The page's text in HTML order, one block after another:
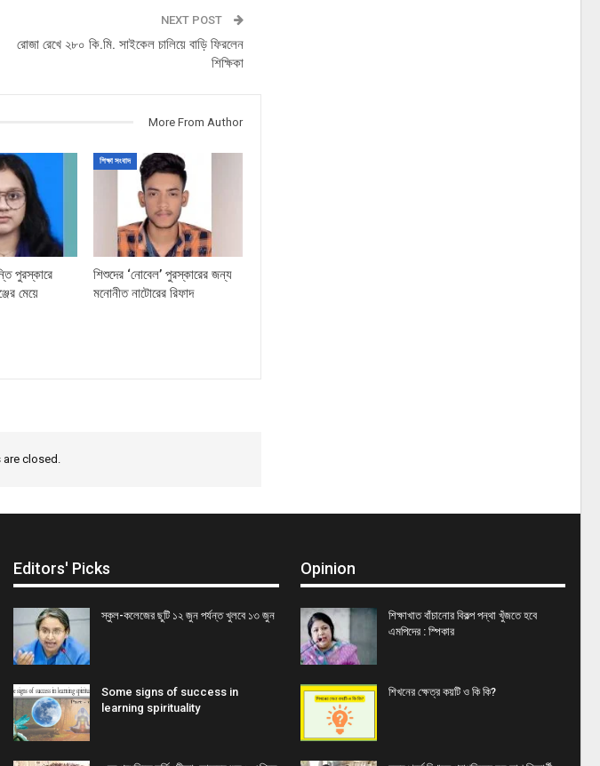
NEXT POST
রোজা রেখে ২৮০ কি.মি. সাইকেল চালিয়ে বাড়ি ফিরলেন
শিক্ষিকা
More From Author
পুরস্কারে
মেয়ে
শিক্ষা সংবাদ
শিশুদের ‘নোবেল’ পুরস্কারের জন্য
মনোনীত নাটোরের রিফাদ
are closed.
Editors' Picks
স্কুল-কলেজের ছুটি ১২ জুন পর্যন্ত খুলবে ১৩ জুন
Some signs of success in
learning spirituality
Opinion
শিক্ষাখাত বাঁচানোর বিকল্প পন্থা খুঁজতে হবে
এমপিদের : স্পিকার
শিখনের ক্ষেত্র কয়টি ও কি কি?